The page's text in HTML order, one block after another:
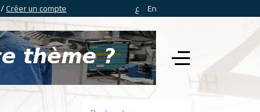
/Créer un compte En